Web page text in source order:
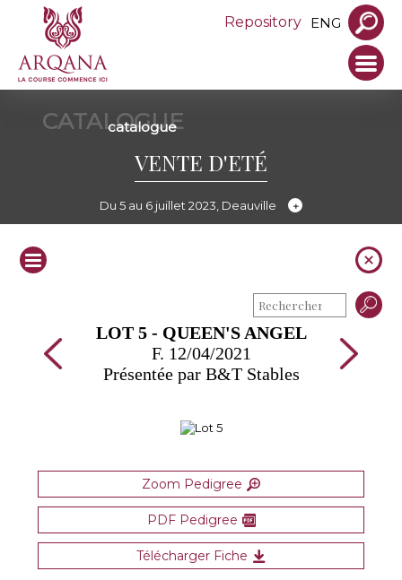
Repository ENG
CATALOGUE
catalogue
VENTE D'ETÉ
Du 5 au 6 juillet 2023, Deauville
LOT 5 - QUEEN'S ANGEL
F. 12/04/2021
Présentée par B&T Stables
Zoom Pedigree
PDF Pedigree
Télécharger Fiche